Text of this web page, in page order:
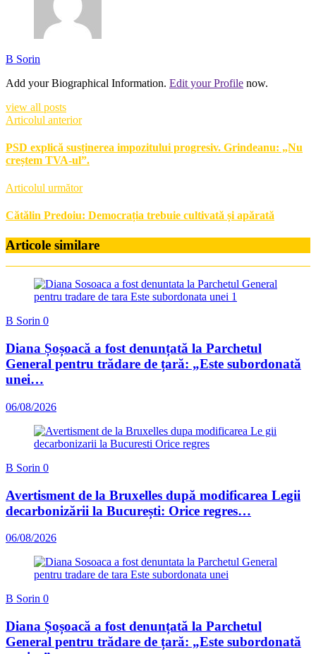
B Sorin
Add your Biographical Information. Edit your Profile now.
view all posts
Articolul anterior
PSD explică susținerea impozitului progresiv. Grindeanu: „Nu
creștem TVA-ul”.
Articolul următor
Cătălin Predoiu: Democrația trebuie cultivată și apărată
Articole similare
B Sorin 0
Diana Șoșoacă a fost denunțată la Parchetul
General pentru trădare de țară: „Este subordonată
unei…
06/08/2026
B Sorin 0
Avertisment de la Bruxelles după modificarea Legii
decarbonizării la București: Orice regres…
06/08/2026
B Sorin 0
Diana Șoșoacă a fost denunțată la Parchetul
General pentru trădare de țară: „Este subordonată